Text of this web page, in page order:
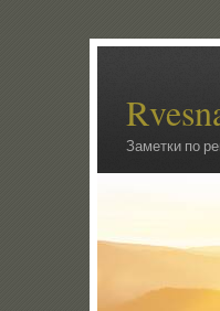
Заметки по